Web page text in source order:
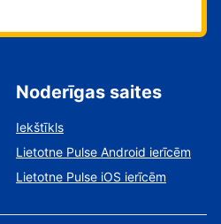
Noderīgas saites
Iekštīkls
Lietotne Pulse Android ierīcēm
Lietotne Pulse iOS ierīcēm